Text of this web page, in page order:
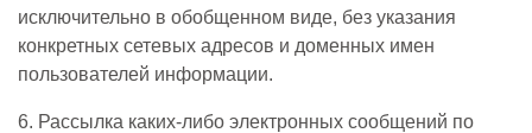
исключительно в обобщенном виде, без указания
конкретных сетевых адресов и доменных имен
пользователей информации.
6. Рассылка каких-либо электронных сообщений по